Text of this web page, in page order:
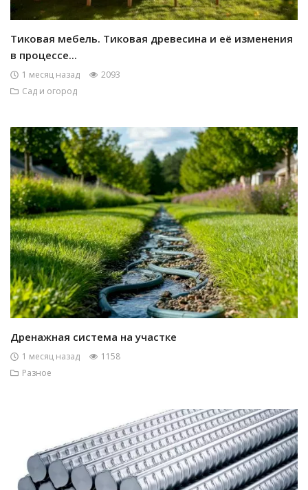
Тиковая мебель. Тиковая древесина и её изменения
в процессе...
1 месяц назад
2093
Сад и огород
Дренажная система на участке
1 месяц назад
1158
Разное